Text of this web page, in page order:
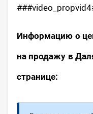
Информацию о
на продажу в
странице: